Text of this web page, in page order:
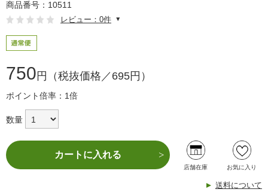
商品番号：10511
レビュー：0件
750 円（税抜価格／695円）
ポイント倍率：1倍
数量
カートに入れる
店舗在庫 お気に入り
送料について